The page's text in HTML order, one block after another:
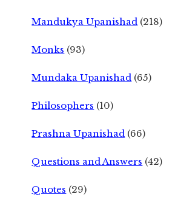
Mandukya Upanishad (218)
Monks (93)
Mundaka Upanishad (65)
Philosophers (10)
Prashna Upanishad (66)
Questions and Answers (42)
Quotes (29)